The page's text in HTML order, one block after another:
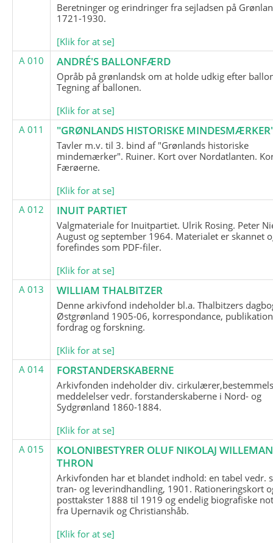
Beretninger og erindringer fra sejladsen på
1721-1930.
[Klik for at se]
A 010
ANDRÉ'S BALLONFÆRD
Opråb på grønlandsk om at holde udkig efter
Tegning af ballonen.
[Klik for at se]
A 011
"GRØNLANDS HISTORISKE
Tavler m.v. til 3. bind af "Grønlands historiske
mindemærker". Ruiner. Kort over Nordatlanten.
Færøerne.
[Klik for at se]
A 012
INUIT PARTIET
Valgmateriale for Inuitpartiet. Ulrik Rosing. Peter
August og september 1964. Materialet er skannet
forefindes som PDF-filer.
[Klik for at se]
A 013
WILLIAM THALBITZER
Denne arkivfond indeholder bl.a. Thalbitzers
Østgrønland 1905-06, korrespondance,
fordrag og forskning.
[Klik for at se]
A 014
FORSTANDERSKABERNE
Arkivfonden indeholder div.
meddelelser vedr. forstanderskaberne i Nord- og
Sydgrønland 1860-1884.
[Klik for at se]
A 015
KOLONIBESTYRER OLUF NIKOLAJ
THRON
Arkivfonden har et blandet indhold: en tabel vedr.
tran- og leverindhandling, 1901. Rationeringskort
posttakster 1888 til 1919 og endelig biografiske
fra Upernavik og Christianshåb.
[Klik for at se]